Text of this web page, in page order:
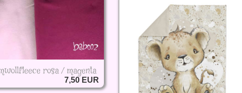
rosa / magenta
7,50 EUR